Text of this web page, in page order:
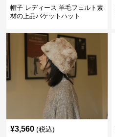
帽子 レディース 羊毛フェルト素
材の上品バケットハット
¥3,560 (税込)